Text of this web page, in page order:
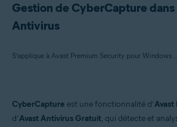
Gestion de CyberCapture dans
Antivirus
S’applique à Avast Premium Security pour Windows, Avast Antivirus Gratuit pour Windows
Produits:
Avast Premium Security 22.x pour Windows
CyberCapture est une fonctionnalité d’Avast
d’Avast Antivirus Gratuit, qui détecte et